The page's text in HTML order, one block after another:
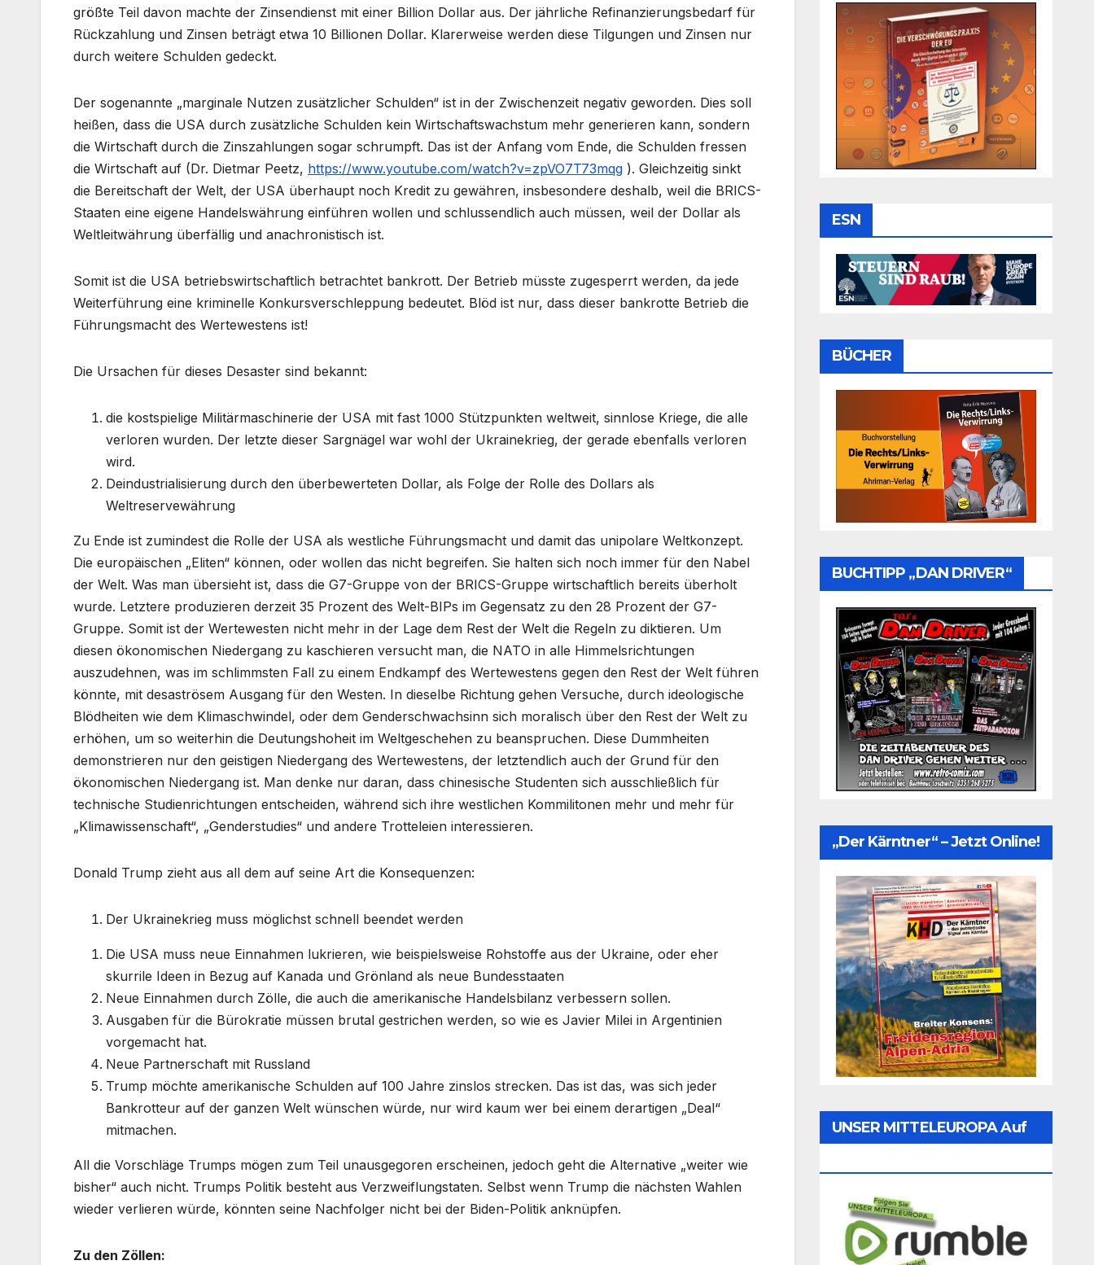
größte Teil davon machte der Zinsendienst mit einer Billion Dollar aus. Der jährliche Refinanzierungsbedarf für
Rückzahlung und Zinsen beträgt etwa 10 Billionen Dollar. Klarerweise werden diese Tilgungen und Zinsen nur
durch weitere Schulden gedeckt.
Der sogenannte „marginale Nutzen zusätzlicher Schulden“ ist in der Zwischenzeit negativ geworden. Dies soll
heißen, dass die USA durch zusätzliche Schulden kein Wirtschaftswachstum mehr generieren kann, sondern
die Wirtschaft durch die Zinszahlungen sogar schrumpft. Das ist der Anfang vom Ende, die Schulden fressen
die Wirtschaft auf (Dr. Dietmar Peetz, https://www.youtube.com/watch?v=zpVO7T73mqg ). Gleichzeitig sinkt
die Bereitschaft der Welt, der USA überhaupt noch Kredit zu gewähren, insbesondere deshalb, weil die BRICS-
Staaten eine eigene Handelswährung einführen wollen und schlussendlich auch müssen, weil der Dollar als
Weltleitwährung überfällig und anachronistisch ist.
Somit ist die USA betriebswirtschaftlich betrachtet bankrott. Der Betrieb müsste zugesperrt werden, da jede
Weiterführung eine kriminelle Konkursverschleppung bedeutet. Blöd ist nur, dass dieser bankrotte Betrieb die
Führungsmacht des Wertewestens ist!
Die Ursachen für dieses Desaster sind bekannt:
die kostspielige Militärmaschinerie der USA mit fast 1000 Stützpunkten weltweit, sinnlose Kriege, die alle
verloren wurden. Der letzte dieser Sargnägel war wohl der Ukrainekrieg, der gerade ebenfalls verloren
wird.
Deindustrialisierung durch den überbewerteten Dollar, als Folge der Rolle des Dollars als
Weltreservewährung
Zu Ende ist zumindest die Rolle der USA als westliche Führungsmacht und damit das unipolare Weltkonzept.
Die europäischen „Eliten“ können, oder wollen das nicht begreifen. Sie halten sich noch immer für den Nabel
der Welt. Was man übersieht ist, dass die G7-Gruppe von der BRICS-Gruppe wirtschaftlich bereits überholt
wurde. Letztere produzieren derzeit 35 Prozent des Welt-BIPs im Gegensatz zu den 28 Prozent der G7-
Gruppe. Somit ist der Wertewesten nicht mehr in der Lage dem Rest der Welt die Regeln zu diktieren. Um
diesen ökonomischen Niedergang zu kaschieren versucht man, die NATO in alle Himmelsrichtungen
auszudehnen, was im schlimmsten Fall zu einem Endkampf des Wertewestens gegen den Rest der Welt führen
könnte, mit desaströsem Ausgang für den Westen. In dieselbe Richtung gehen Versuche, durch ideologische
Blödheiten wie dem Klimaschwindel, oder dem Genderschwachsinn sich moralisch über den Rest der Welt zu
erhöhen, um so weiterhin die Deutungshoheit im Weltgeschehen zu beanspruchen. Diese Dummheiten
demonstrieren nur den geistigen Niedergang des Wertewestens, der letztendlich auch der Grund für den
ökonomischen Niedergang ist. Man denke nur daran, dass chinesische Studenten sich ausschließlich für
technische Studienrichtungen entscheiden, während sich ihre westlichen Kommilitonen mehr und mehr für
„Klimawissenschaft“, „Genderstudies“ und andere Trotteleien interessieren.
Donald Trump zieht aus all dem auf seine Art die Konsequenzen:
Der Ukrainekrieg muss möglichst schnell beendet werden
Die USA muss neue Einnahmen lukrieren, wie beispielsweise Rohstoffe aus der Ukraine, oder eher
skurrile Ideen in Bezug auf Kanada und Grönland als neue Bundesstaaten
Neue Einnahmen durch Zölle, die auch die amerikanische Handelsbilanz verbessern sollen.
Ausgaben für die Bürokratie müssen brutal gestrichen werden, so wie es Javier Milei in Argentinien
vorgemacht hat.
Neue Partnerschaft mit Russland
Trump möchte amerikanische Schulden auf 100 Jahre zinslos strecken. Das ist das, was sich jeder
Bankrotteur auf der ganzen Welt wünschen würde, nur wird kaum wer bei einem derartigen „Deal“
mitmachen.
All die Vorschläge Trumps mögen zum Teil unausgegoren erscheinen, jedoch geht die Alternative „weiter wie
bisher“ auch nicht. Trumps Politik besteht aus Verzweiflungstaten. Selbst wenn Trump die nächsten Wahlen
wieder verlieren würde, könnten seine Nachfolger nicht bei der Biden-Politik anknüpfen.
Zu den Zöllen:
ESN
BÜCHER
BUCHTIPP „DAN DRIVER“
„Der Kärntner“ – Jetzt Online!
UNSER MITTELEUROPA Auf